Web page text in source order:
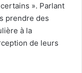
». Parlant
prendre des
à la
de leurs